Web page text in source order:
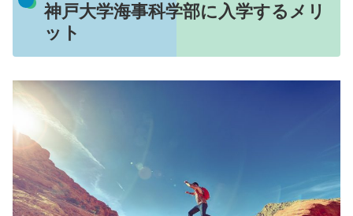
神戸大学海事科学部に入学するメリ
ット